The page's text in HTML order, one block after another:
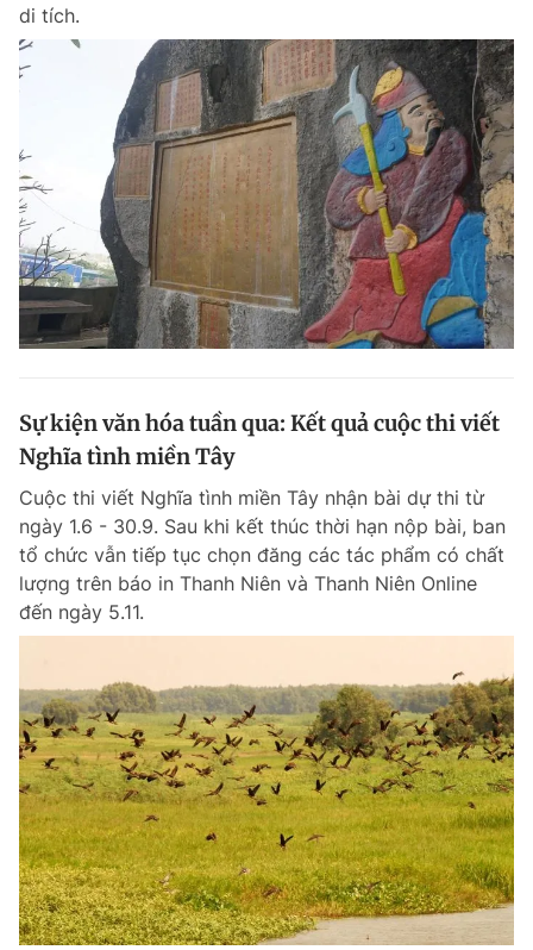
Theo dõi báo trên
Hotline
0906 645 777
Liên hệ quảng cáo
0908 780 404
Đặt báo Quảng cáo Tòa soạn Chính sách bảo
Tổng biên tập: Nguyễn Ngọc Toàn
Phó tổng biên tập thường trực: Hải Thành
Giấy phép xuất bản số 110/GP - BTTTT cấp ngày 24.3.2020
© 2003-2026 Bản quyền thuộc về Báo Thanh Niên. Cấm sao chép
Phát triển bởi ePi Technologies, JSC.
di tích.
Sự kiện văn hóa tuần qua: Kết quả cuộc thi viết
Nghĩa tình miền Tây
Cuộc thi viết Nghĩa tình miền Tây nhận bài dự thi từ
ngày 1.6 - 30.9. Sau khi kết thúc thời hạn nộp bài, ban
tổ chức vẫn tiếp tục chọn đăng các tác phẩm có chất
lượng trên báo in Thanh Niên và Thanh Niên Online
đến ngày 5.11.